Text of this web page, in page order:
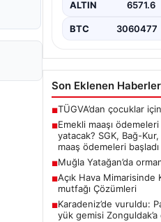
ALTIN 6571.6
BTC 3060477
Son Eklenen Haberler
■TÜGVA’dan çocuklar
■Emekli maaşı
yatacak? SGK, Bağ-Kur,
maaş ödemeleri başladı
■Muğla Yatağan’da
■Açık Hava Mimarisinde
mutfağı Çözümleri
■Karadeniz’de vuruldu:
yük gemisi